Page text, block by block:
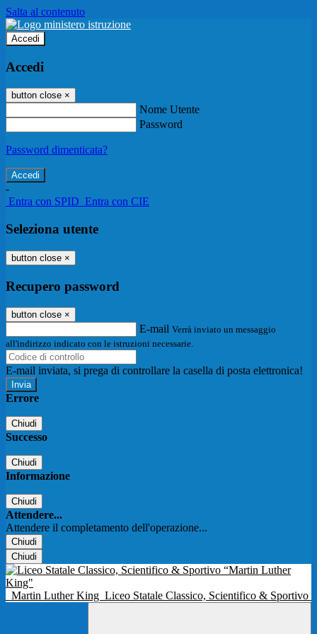
Salta al contenuto
Accedi
Accedi
button close ×
Nome Utente
Password
Password dimenticata?
-
Entra con SPID Entra con CIE
Seleziona utente
button close ×
Recupero password
button close ×
E-mail Verrà inviato un messaggio
all'indirizzo indicato con le istruzioni necessarie.
E-mail inviata, si prega di controllare la casella di posta elettronica!
Errore
Chiudi
Successo
Chiudi
Informazione
Chiudi
Attendere...
Attendere il completamento dell'operazione...
Chiudi
Chiudi
Martin Luther King Liceo Statale Classico, Scientifico & Sportivo